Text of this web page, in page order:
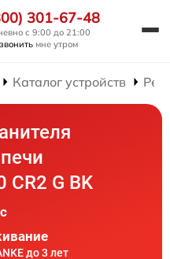
301-67-48
с 9:00 до 21:00
мне утром
Каталог устройств
CR2 G BK
до 3 лет